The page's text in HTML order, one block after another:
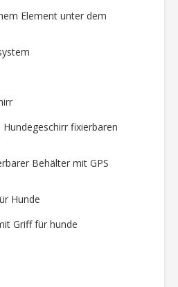
Element unter dem
fixierbaren
Behälter mit GPS
Hunde
Griff für hunde